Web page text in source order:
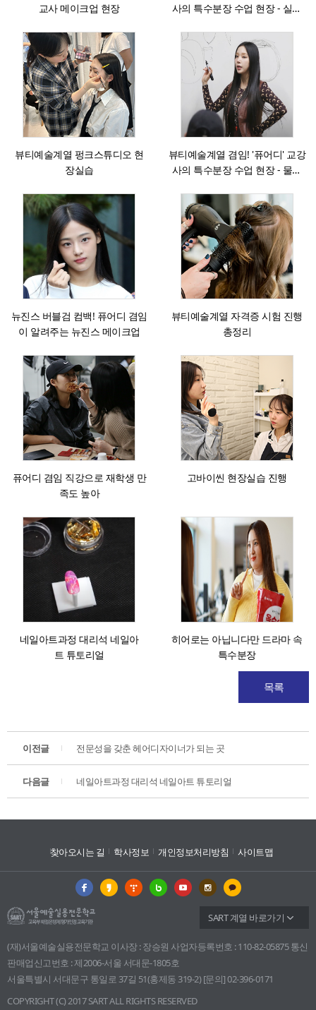
교사 메이크업 현장
사의 특수분장 수업 현장 - 실리
뷰티예술계열 펑크스튜디오 현
장실습
뷰티예술계열 겸임! '퓨어디' 교강
사의 특수분장 수업 현장 - 물라
뉴진스 버블검 컴백! 퓨어디 겸임
이 알려주는 뉴진스 메이크업
뷰티예술계열 자격증 시험 진행
총정리
퓨어디 겸임 직강으로 재학생 만
족도 높아
고바이씬 현장실습 진행
네일아트과정 대리석 네일아
트 튜토리얼
히어로는 아닙니다만 드라마 속
특수분장
목록
이전글 전문성을 갖춘 헤어디자이너가 되는 곳
다음글 네일아트과정 대리석 네일아트 튜토리얼
찾아오시는 길 학사정보 개인정보처리방침 사이트맵
SART 계열 바로가기
(재)서울예술실용전문학교 이사장 : 장승원 사업자등록번호 : 110-82-05875 통신
판매업신고번호 : 제2006-서울 서대문-1805호
서울특별시 서대문구 통일로 37길 51(홍제동 319-2) [문의] 02-396-0171
COPYRIGHT (C) 2017 SART ALL RIGHTS RESERVED